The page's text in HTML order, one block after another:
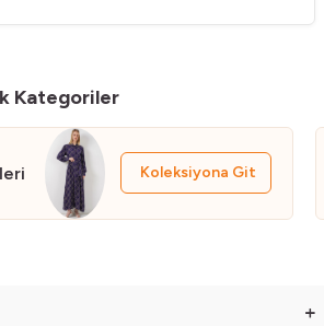
hassas programda tersten yikanmalidir
dökülebilir
için 30 C'yi asmayiniz
talimatina uygun olarak yikayiniz
günes isigina maruz birakmayiniz
Kategoriler
Koleksiyona Git